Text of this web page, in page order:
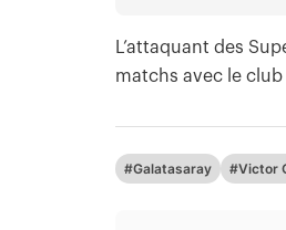
L’attaquant des
matchs avec le
#Galatasaray #Victor